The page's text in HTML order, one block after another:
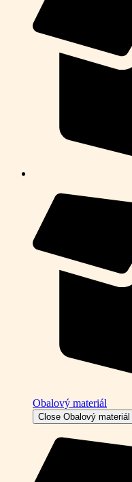
Obalový materiál
Close Obalový materiál